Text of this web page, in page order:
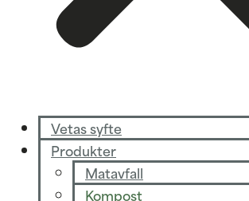
Vetas syfte
Produkter
Matavfall
Kompost